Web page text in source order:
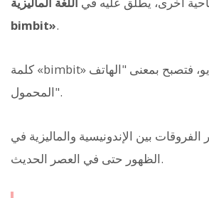
bimbit».
كلمة «bimbit» تعني "يُحمل" بالملايو، فتصبح بمعنى "الهاتف
المحمول".
بين الإندونيسية والماليزية في
الظهور حتى في العصر الحديث.